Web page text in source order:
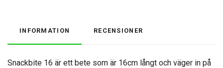
INFORMATION RECENSIONER
Snackbite 16 är ett bete som är 16cm långt och väger in på